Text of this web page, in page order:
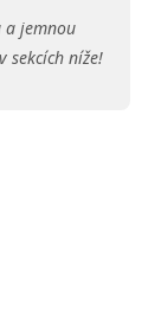
jemnou
sekcích níže!